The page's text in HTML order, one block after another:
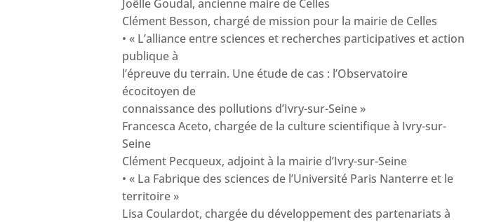
Joëlle Goudal, ancienne maire de Celles
Clément Besson, chargé de mission pour la mairie de Celles
• « L’alliance entre sciences et recherches participatives et action
publique à
l’épreuve du terrain. Une étude de cas : l’Observatoire
écocitoyen de
connaissance des pollutions d’Ivry-sur-Seine »
Francesca Aceto, chargée de la culture scientifique à Ivry-sur-
Seine
Clément Pecqueux, adjoint à la mairie d’Ivry-sur-Seine
• « La Fabrique des sciences de l’Université Paris Nanterre et le
territoire »
Lisa Coulardot, chargée du développement des partenariats à